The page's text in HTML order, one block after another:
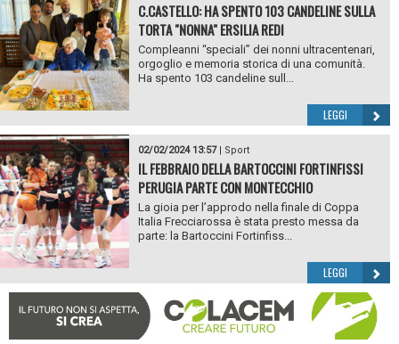
C.CASTELLO: HA SPENTO 103 CANDELINE SULLA
TORTA "NONNA" ERSILIA REDI
Compleanni “speciali” dei nonni ultracentenari,
orgoglio e memoria storica di una comunità.
Ha spento 103 candeline sull...
LEGGI
02/02/2024 13:57| Sport
IL FEBBRAIO DELLA BARTOCCINI FORTINFISSI
PERUGIA PARTE CON MONTECCHIO
La gioia per l’approdo nella finale di Coppa
Italia Frecciarossa è stata presto messa da
parte: la Bartoccini Fortinfiss...
LEGGI